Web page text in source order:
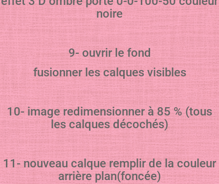
noire
9- ouvrir le fond
fusionner les calques visibles
10- image redimensionner à 85 % (tous
les calques décochés)
11- nouveau calque remplir de la couleur
arrière plan(foncée)